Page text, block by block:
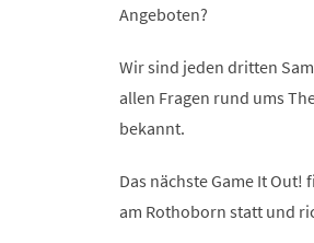
Angeboten?
Wir sind jeden dritten
allen Fragen rund ums
bekannt.
Das nächste Game It
am Rothoborn statt und